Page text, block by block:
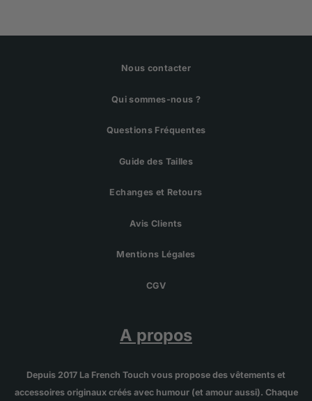
Nous contacter
Qui sommes-nous ?
Questions Fréquentes
Guide des Tailles
Echanges et Retours
Avis Clients
Mentions Légales
CGV
A propos
Depuis 2017 La French Touch vous propose des vêtements et
accessoires originaux créés avec humour (et amour aussi). Chaque